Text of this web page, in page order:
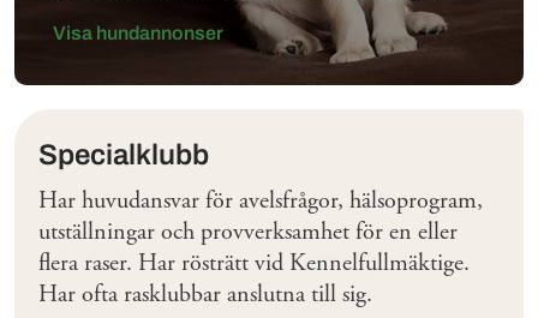
Visa hundannonser
Specialklubb
Har huvudansvar för avelsfrågor, hälsoprogram,
utställningar och provverksamhet för en eller
flera raser. Har rösträtt vid Kennelfullmäktige.
Har ofta rasklubbar anslutna till sig.